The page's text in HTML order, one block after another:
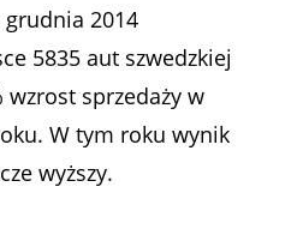
2014
5835 aut szwedzkiej
wzrost sprzedaży w
W tym roku wynik
wyższy.